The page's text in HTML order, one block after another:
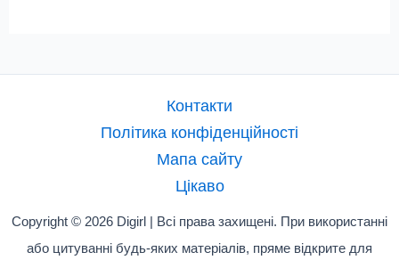
Контакти
Політика конфіденційності
Мапа сайту
Цікаво
Copyright © 2026 Digirl | Всі права захищені. При використанні
або цитуванні будь-яких матеріалів, пряме відкрите для